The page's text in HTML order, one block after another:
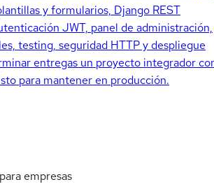
y formularios, Django REST
JWT, panel de administración,
testing, seguridad HTTP y despliegue
entregas un proyecto integrador
para mantener en producción.
empresas